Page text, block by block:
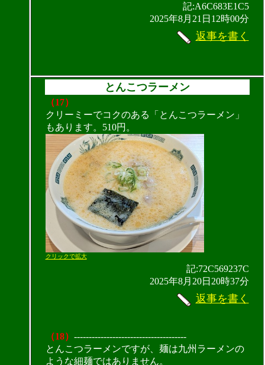
記:A6C683E1C5
2025年8月21日12時00分
返事を書く
とんこつラーメン
（17）
クリーミーでコクのある「とんこつラーメン」
もあります。510円。
クリックで拡大
記:72C569237C
2025年8月20日20時37分
返事を書く
（18） --------------------------------------
とんこつラーメンですが、麺は九州ラーメンの
ような細麺ではありません。